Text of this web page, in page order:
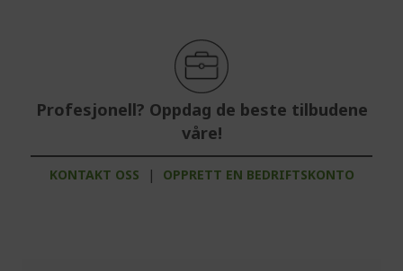
Profesjonell? Oppdag de beste tilbudene
våre!
KONTAKT OSS | OPPRETT EN BEDRIFTSKONTO